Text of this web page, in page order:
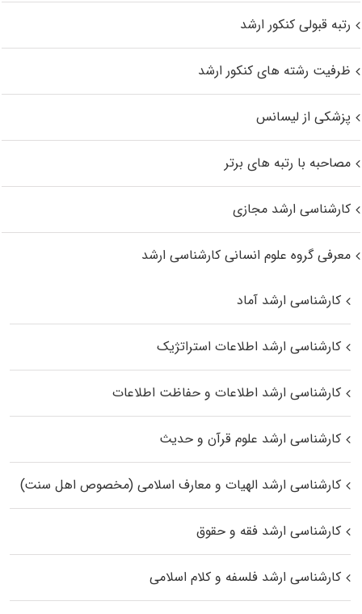
رتبه قبولی کنکور ارشد
ظرفیت رشته های کنکور ارشد
پزشکی از لیسانس
مصاحبه با رتبه های برتر
کارشناسی ارشد مجازی
معرفی گروه علوم انسانی کارشناسی ارشد
کارشناسی ارشد آماد
کارشناسی ارشد اطلاعات استراتژیک
کارشناسی ارشد اطلاعات و حفاظت اطلاعات
کارشناسی ارشد علوم قرآن و حدیث
کارشناسی ارشد الهیات و معارف اسلامی (مخصوص اهل سنت)
کارشناسی ارشد فقه و حقوق
کارشناسی ارشد فلسفه و کلام اسلامی